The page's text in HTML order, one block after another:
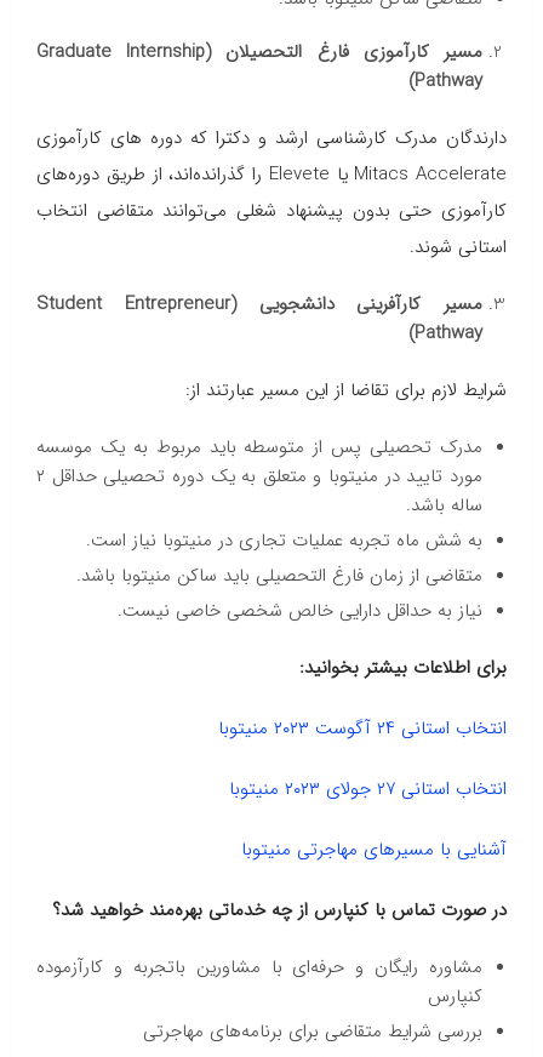
مسیر کارآموزی فارغ التحصیلان (Graduate Internship
Pathway)
دارندگان مدرک کارشناسی ارشد و دکترا که دوره های کارآموزی
Mitacs Accelerate یا Elevete را گذرانده‌اند، از طریق دوره‌های
کارآموزی حتی بدون پیشنهاد شغلی می‌توانند متقاضی انتخاب
استانی شوند.
مسیر کارآفرینی دانشجویی (Student Entrepreneur
Pathway)
شرایط لازم برای تقاضا از این مسیر عبارتند از:
مدرک تحصیلی پس از متوسطه باید مربوط به یک موسسه
مورد تایید در منیتوبا و متعلق به یک دوره تحصیلی حداقل ۲
ساله باشد.
به شش ماه تجربه عملیات تجاری در منیتوبا نیاز است.
متقاضی از زمان فارغ التحصیلی باید ساکن منیتوبا باشد.
نیاز به حداقل دارایی خالص شخصی خاصی نیست.
برای اطلاعات بیشتر بخوانید:
انتخاب استانی ۲۴ آگوست ۲۰۲۳ منیتوبا
انتخاب استانی ۲۷ جولای ۲۰۲۳ منیتوبا
آشنایی با مسیرهای مهاجرتی منیتوبا
در صورت تماس با کنپارس از چه خدماتی بهره‌مند خواهید شد؟
مشاوره رایگان و حرفه‌ای با مشاورین باتجربه و کارآزموده
کنپارس
بررسی شرایط متقاضی برای برنامه‌های مهاجرتی